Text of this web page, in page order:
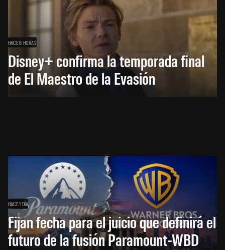
HACE 6 HORAS
Disney+ confirma la temporada final
de El Maestro de la Evasión
HACE 1 DÍA
Fijan fecha para el juicio que definirá el
futuro de la fusión Paramount-WBD